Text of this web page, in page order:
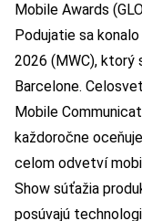
Mobile Awards
Podujatie sa
2026 (MWC), ktorý
Barcelone.
Mobile
každoročne
celom odvetví
Show súťažia
posúvajú